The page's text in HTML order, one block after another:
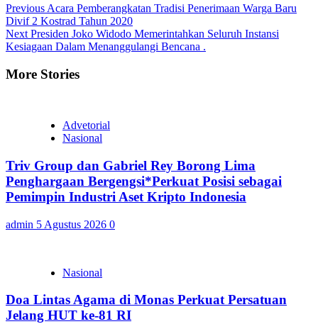
Continue
Reading
Previous Acara Pemberangkatan Tradisi Penerimaan Warga Baru
Divif 2 Kostrad Tahun 2020
Next Presiden Joko Widodo Memerintahkan Seluruh Instansi
Kesiagaan Dalam Menanggulangi Bencana .
More Stories
Advetorial
Nasional
Triv Group dan Gabriel Rey Borong Lima
Penghargaan Bergengsi*Perkuat Posisi sebagai
Pemimpin Industri Aset Kripto Indonesia
admin 5 Agustus 2026 0
Nasional
Doa Lintas Agama di Monas Perkuat Persatuan
Jelang HUT ke-81 RI